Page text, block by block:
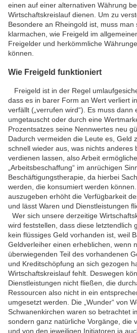
einen auf einer alternativen Währung
Wirtschaftskreislauf dienen. Um zu
Besondere an Rheingold ist, muss man
klarmachen, wie Freigeld im
Freigelder und herkömmliche
können.
Wie Freigeld funktioniert
Freigeld ist in der Regel
dass es in barer Form an Wert verliert
verfällt („verrufen wird“). Es muss dann
umgetauscht oder durch eine
Prozentsatzes seine Nennwertes neu
Dadurch vermeiden die Leute es, Geld
schnell wieder aus, was nichts anderes
verdienen lassen, also Arbeit
„Arbeitsbeschaffung“ im anrüchigen
Beschäftigungstherapie, da hierbei
werden, die konsumiert werden
auszugeben erhöht die Verfügbarkeit
und lässt Waren und Dienstleistungen
Wer sich unsere derzeitige
wird feststellen, dass diese letztendlich
kein flüssiges Geld vorhanden ist, weil
Geldverleiher einen erheblichen, wenn
überwiegenden Teil des vorhandenen
und Kreditschöpfung an sich gezogen
Wirtschaftskreislauf fehlt. Deswegen
Dienstleistungen nicht fließen, die
Ressourcen also nicht in ein
umgesetzt werden. Die „Wunder“ von
Schwanenkirchen waren so betrachtet
sondern ganz natürliche Vorgänge, die
und von den jeweiligen Initiatoren ja